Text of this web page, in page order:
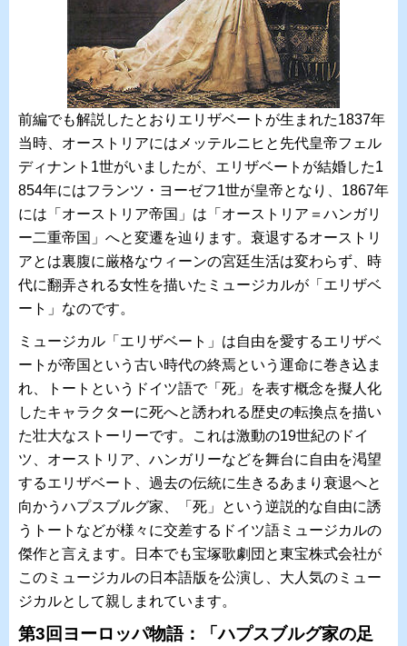
前編でも解説したとおりエリザベートが生まれた1837年
当時、オーストリアにはメッテルニヒと先代皇帝フェル
ディナント1世がいましたが、エリザベートが結婚した1
854年にはフランツ・ヨーゼフ1世が皇帝となり、1867年
には「オーストリア帝国」は「オーストリア＝ハンガリ
ー二重帝国」へと変遷を辿ります。衰退するオーストリ
アとは裏腹に厳格なウィーンの宮廷生活は変わらず、時
代に翻弄される女性を描いたミュージカルが「エリザベ
ート」なのです。
ミュージカル「エリザベート」は自由を愛するエリザベ
ートが帝国という古い時代の終焉という運命に巻き込ま
れ、トートというドイツ語で「死」を表す概念を擬人化
したキャラクターに死へと誘われる歴史の転換点を描い
た壮大なストーリーです。これは激動の19世紀のドイ
ツ、オーストリア、ハンガリーなどを舞台に自由を渇望
するエリザベート、過去の伝統に生きるあまり衰退へと
向かうハプスブルグ家、「死」という逆説的な自由に誘
うトートなどが様々に交差するドイツ語ミュージカルの
傑作と言えます。日本でも宝塚歌劇団と東宝株式会社が
このミュージカルの日本語版を公演し、大人気のミュー
ジカルとして親しまれています。
第3回ヨーロッパ物語：「ハプスブルグ家の足